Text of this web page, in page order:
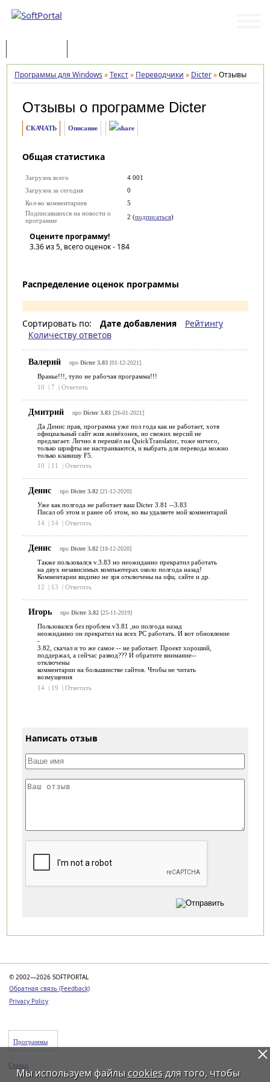
Программы для Windows »Текст» Переводчики » Dicter»Отзывы
Отзывы о программе Dicter
СКАЧАТЬ Описание
Общая статистика
Загрузок всего
4 001
Загрузок за сегодня
0
Кол-во комментариев
5
Подписавшихся на новости о
программе
2 (подписаться)
Оцените программу!
3.36из 5, всего оценок - 184
Распределение оценок программы
Сортировать по: Дате добавления
Рейтингу
Количеству ответов
Валерий про Dicter 3.83[01-12-2021]
Вранье!!!, тупо не рабочая программа!!!
10
| 7 | Ответить
Дмитрий про Dicter 3.83[26-01-2021]
Да Денис прав, программа уже пол года как не работает, хотя
официальный сайт жив живёхонек, но свежих версий не
предлагает. Лично я перешёл на QuickTranslator, тоже ничего,
только шрифты не настраиваются, и выбрать для перевода можно
только клавишу F5.
10
| 11 | Ответить
Денис про Dicter 3.82[21-12-2020]
Уже как полгода не работает ваш Dicter 3.81 --3.83
Писал об этом и ранее об этом, но вы удаляете мой комментарий
14 | 14 | Ответить
Денис про Dicter 3.82[18-12-2020]
Также пользовался v.3.83 но неожиданно прекратил работать
на двух независимых компьютерах около полгода назад!
Комментарии видимо не зря отключены на офц. сайте и др.
12
| 13 | Ответить
Игорь про Dicter 3.82[25-11-2019]
Пользовался без проблем v3.81 ,но полгода назад
неожиданно он прекратил на всех РС работать. И вот обновление
-
3.82, скачал и то же самое -- не работает. Проект хороший,
поддержал, а сейчас развод??? И обратите внимание--
отключены
комментарии на большинстве сайтов. Чтобы не читать
возмущения
14 | 19 | Ответить
Написать отзыв
© 2002—2026 SOFTPORTAL
Обратная связь (Feedback)
Privacy Policy
Программы
Статьи
Мы используем файлы cookiesдля того, чтобы